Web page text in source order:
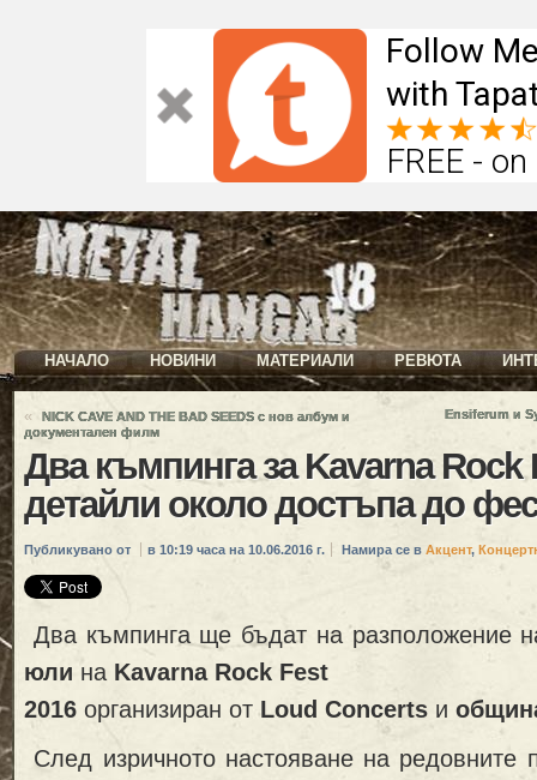
Follow
with
FREE -
НАЧАЛО НОВИНИ МАТЕРИАЛИ РЕВЮТА
«
NICK CAVE AND THE BAD SEEDS с нов албум и
документален филм
Ensiferum и
Два къмпинга за Kavarna Rock
детайли около достъпа до
Публикувано от в 10:19 часа на 10.06.2016 г. Намира се в Акцент,
Два къмпинга ще бъдат на разположение
юли на Kavarna Rock Fest
2016 организиран от Loud Concerts и
След изричното настояване на редовните